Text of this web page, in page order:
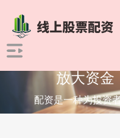
放大资金
配资是一种为投资